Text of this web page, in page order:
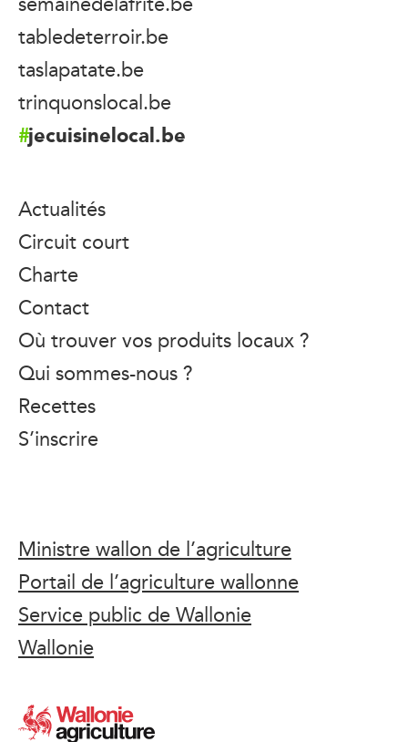
tabledeterroir.be
taslapatate.be
trinquonslocal.be
jecuisinelocal.be
Actualités
Circuit court
Charte
Contact
Où trouver vos produits locaux ?
Qui sommes-nous ?
Recettes
S’inscrire
Ministre wallon de l’agriculture
Portail de l’agriculture wallonne
Service public de Wallonie
Wallonie